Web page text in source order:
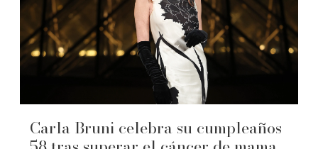
Carla Bruni celebra su cumpleaños